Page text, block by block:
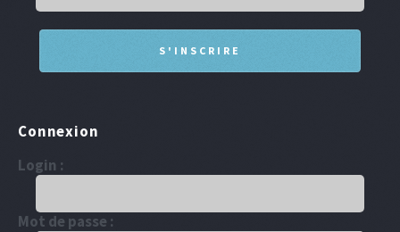
Connexion
Login :
Mot de passe :